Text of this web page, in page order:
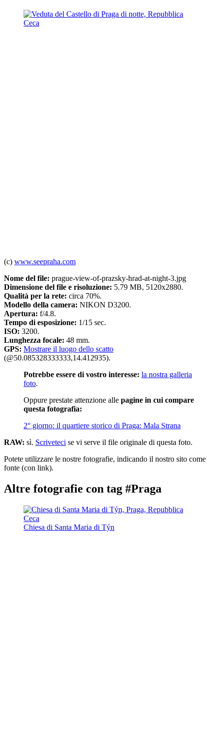
(c) www.seepraha.com
Nome del file: prague-view-of-prazsky-hrad-at-night-3.jpg
Dimensione del file e risoluzione: 5.79 MB, 5120x2880.
Qualità per la rete: circa 70%.
Modello della camera: NIKON D3200.
Apertura: f/4.8.
Tempo di esposizione: 1/15 sec.
ISO: 3200.
Lunghezza focale: 48 mm.
GPS: Mostrare il luogo dello scatto
(@50.085328333333,14.412935).
Potrebbe essere di vostro interesse: la nostra galleria
foto.
Oppure prestate attenzione alle pagine in cui compare
questa fotografia:
2° giorno: il quartiere storico di Praga: Mala Strana
RAW: sì. Scriveteci se vi serve il file originale di questa foto.
Potete utilizzare le nostre fotografie, indicando il nostro sito come
fonte (con link).
Altre fotografie con tag #Praga
Chiesa di Santa Maria di Týn